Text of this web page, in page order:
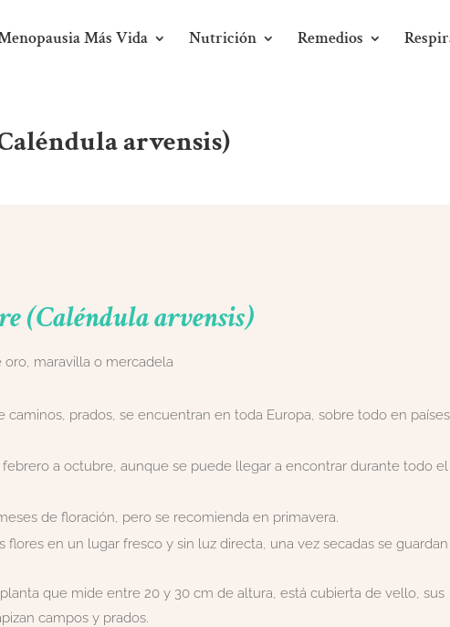
Más Vida Nutrición Remedios
arvensis)
(Caléndula arvensis)
maravilla o mercadela
caminos, prados, se encuentran en toda Europa, sobre todo en países
a octubre, aunque se puede llegar a encontrar durante todo el
de floración, pero se recomienda en primavera.
flores en un lugar fresco y sin luz directa, una vez secadas se guardan
que mide entre 20 y 30 cm de altura, está cubierta de vello, sus
campos y prados.